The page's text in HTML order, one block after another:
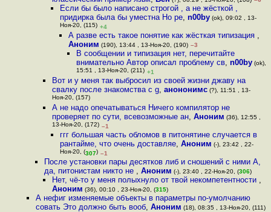
Если бы было написано строгой , а не жёсткой ,
придирка была бы уместна Но ре,n00by (ok), 09:02 , 13-
Ноя-20, (115) +4
А разве есть такое понятие как жёсткая типизация ,
Аноним (190), 13:44 , 13-Ноя-20, (190) –3
В сообщении и типизация нет, перечитайте
внимательно Автор описал проблему св, n00by(ok),
15:51 , 13-Ноя-20, (211) +1
Вот и у меня так выбросил из своей жизни джаву на
свалку после знакомства с g, анононимс(?), 11:51 , 13-
Ноя-20, (157)
А не надо опечатываться Ничего компилятор не
проверяет по сути, всевозможные ан, Аноним (36), 12:55 ,
13-Ноя-20, (172) –1
ггг большая часть обломов в питонятине случается в
рантайме, что очень доставляе,Аноним (-), 23:42 , 22-
Ноя-20, (307) –1
После установки пары десятков либ и сношений с ними А,
да, питонистам никто не , Аноним (-), 23:40 , 22-Ноя-20, (306)
Нет, чё-то у меня полыхнуло от твой некомпетентности ,
Аноним (36), 00:10 , 23-Ноя-20, (315)
А нефиг изменяемые объекты в параметры по-умолчанию
совать Это должно быть вооб,Аноним (18), 08:35 , 13-Ноя-20, (111)